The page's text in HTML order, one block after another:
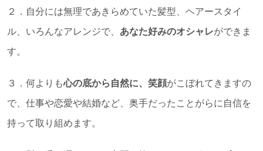
２．自分には無理であきらめていた髪型、ヘアースタイ
ル、いろんなアレンジで、 あなた好みのオシャレができま
す。
３．何よりも心の底から自然に、笑顔がこぼれてきますの
で、仕事や恋愛や結婚など、奥手だったことがらに自信を
持って取り組めます。